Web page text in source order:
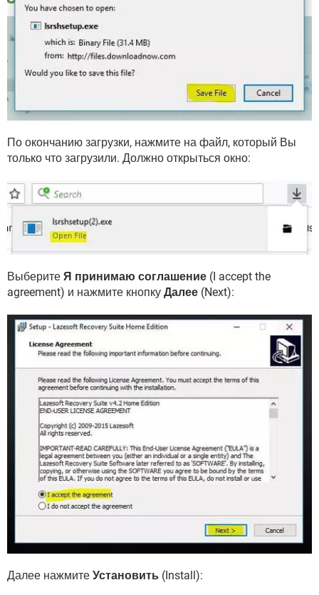
По окончанию загрузки, нажмите на файл, который Вы
только что загрузили. Должно открыться окно:
Выберите Я принимаю соглашение (I accept the
agreement) и нажмите кнопку Далее (Next):
Далее нажмите Установить (Install):